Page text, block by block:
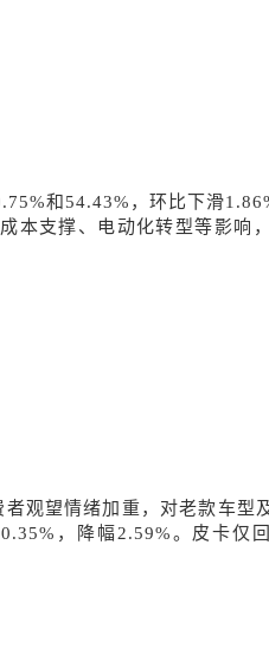
和54.43%，环比下滑
本支撑、电动化转型等影响
观望情绪加重，对老款车型
，降幅2.59%。皮卡仅